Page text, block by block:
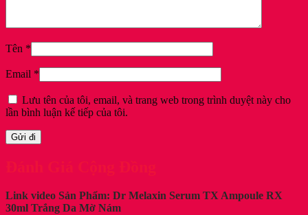
Tên *
Email *
Lưu tên của tôi, email, và trang web trong trình duyệt này cho
lần bình luận kế tiếp của tôi.
Link video Sản Phẩm: Dr Melaxin Serum TX Ampoule RX
30ml Trắng Da Mờ Nám